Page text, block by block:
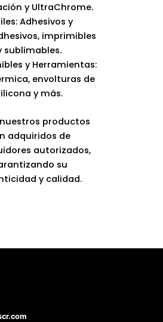
y UltraChrome.
Adhesivos y
imprimibles
sublimables.
y Herramientas:
envolturas de
y más.
productos
adquiridos de
autorizados,
su
y calidad.